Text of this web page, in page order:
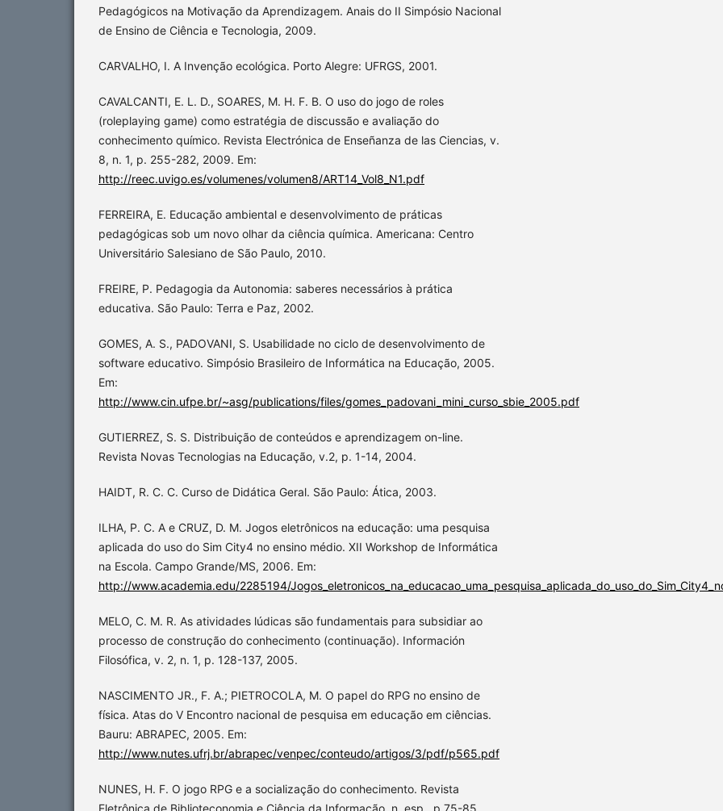
Pedagógicos na Motivação da Aprendizagem. Anais do II Simpósio Nacional
de Ensino de Ciência e Tecnologia, 2009.
CARVALHO, I. A Invenção ecológica. Porto Alegre: UFRGS, 2001.
CAVALCANTI, E. L. D., SOARES, M. H. F. B. O uso do jogo de roles
(roleplaying game) como estratégia de discussão e avaliação do
conhecimento químico. Revista Electrónica de Enseñanza de las Ciencias, v.
8, n. 1, p. 255-282, 2009. Em:
http://reec.uvigo.es/volumenes/volumen8/ART14_Vol8_N1.pdf
FERREIRA, E. Educação ambiental e desenvolvimento de práticas
pedagógicas sob um novo olhar da ciência química. Americana: Centro
Universitário Salesiano de São Paulo, 2010.
FREIRE, P. Pedagogia da Autonomia: saberes necessários à prática
educativa. São Paulo: Terra e Paz, 2002.
GOMES, A. S., PADOVANI, S. Usabilidade no ciclo de desenvolvimento de
software educativo. Simpósio Brasileiro de Informática na Educação, 2005.
Em:
http://www.cin.ufpe.br/~asg/publications/files/gomes_padovani_mini_curso_sbie_2005.pdf
GUTIERREZ, S. S. Distribuição de conteúdos e aprendizagem on-line.
Revista Novas Tecnologias na Educação, v.2, p. 1-14, 2004.
HAIDT, R. C. C. Curso de Didática Geral. São Paulo: Ática, 2003.
ILHA, P. C. A e CRUZ, D. M. Jogos eletrônicos na educação: uma pesquisa
aplicada do uso do Sim City4 no ensino médio. XII Workshop de Informática
na Escola. Campo Grande/MS, 2006. Em:
http://www.academia.edu/2285194/
MELO, C. M. R. As atividades lúdicas são fundamentais para subsidiar ao
processo de construção do conhecimento (continuação). Información
Filosófica, v. 2, n. 1, p. 128-137, 2005.
NASCIMENTO JR., F. A.; PIETROCOLA, M. O papel do RPG no ensino de
física. Atas do V Encontro nacional de pesquisa em educação em ciências.
Bauru: ABRAPEC, 2005. Em:
http://www.nutes.ufrj.br/abrapec/venpec/conteudo/artigos/3/pdf/p565.pdf
NUNES, H. F. O jogo RPG e a socialização do conhecimento. Revista